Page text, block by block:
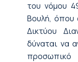
του νόμου
Βουλή, όπου
Δικτύου
δύναται να